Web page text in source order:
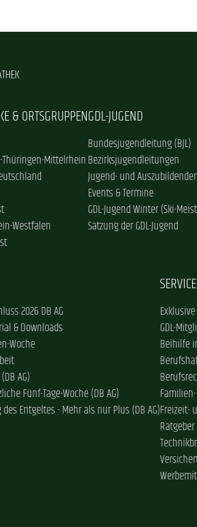
& ORTSGRUPPEN
Thüringen-Mittelrhein
Westfalen
GDL-JUGEND
Bundesjugendleitung (BJL)
Bezirksjugendleitungen
Jugend- und
Events & Termine
GDL-Jugend Winter (Ski-
Satzung der GDL-Jugend
2026 DB AG
& Downloads
Woche
AG)
Fünf-Tage-Woche (DB AG)
Entgeltes - Mehr als nur Plus (DB AG)
SERVICE
GDL-
Beihilfe
Freizeit-